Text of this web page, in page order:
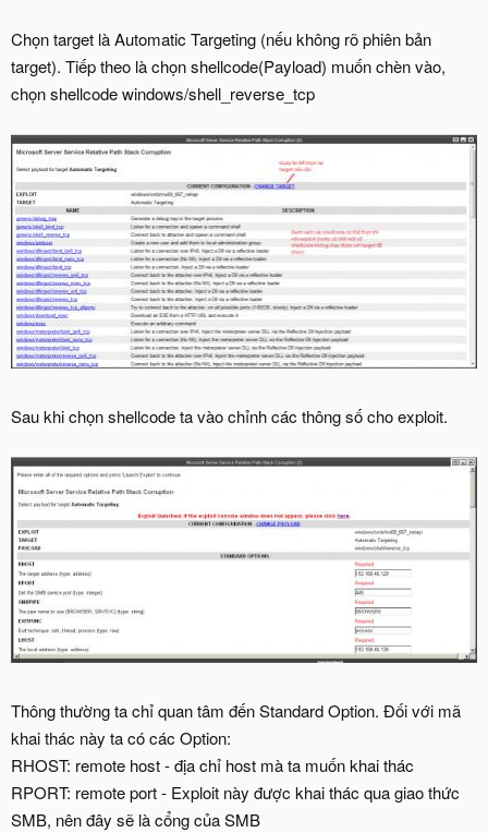
Chọn target là Automatic Targeting (nếu không rõ phiên bản
target). Tiếp theo là chọn shellcode(Payload) muốn chèn vào,
chọn shellcode windows/shell_reverse_tcp
Sau khi chọn shellcode ta vào chỉnh các thông số cho exploit.
Thông thường ta chỉ quan tâm đến Standard Option. Đối với mã
khai thác này ta có các Option:
RHOST: remote host - địa chỉ host mà ta muốn khai thác
RPORT: remote port - Exploit này được khai thác qua giao thức
SMB, nên đây sẽ là cổng của SMB